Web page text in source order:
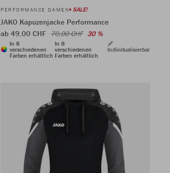
PERFORMANCE DAMEN SALE!
JAKO Kapuzenjacke Performance
ab 49,00 CHF 70,00 CHF 30 %
In 8
verschiedenen
Farben erhältlich
In 8
verschiedenen
Farben erhältlich
Individualisierbar